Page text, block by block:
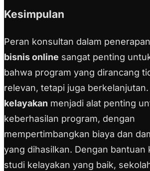
Kesimpulan
Peran konsultan dalam
bisnis online sangat penting
bahwa program yang dirancang
relevan, tetapi juga berkelanjutan.
kelayakan menjadi alat penting
keberhasilan program, dengan
mempertimbangkan biaya dan
yang dihasilkan. Dengan bantuan
studi kelayakan yang baik,